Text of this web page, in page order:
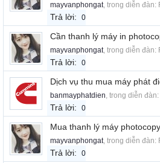
mayvanphongat, trong diễn đàn:
Trả lời: 0
Cần thanh lý máy in
mayvanphongat, trong diễn đàn:
Trả lời: 0
Dịch vụ thu mua máy phát
banmayphatdien, trong diễn đàn:
Trả lời: 0
Mua thanh lý máy
mayvanphongat, trong diễn đàn:
Trả lời: 0